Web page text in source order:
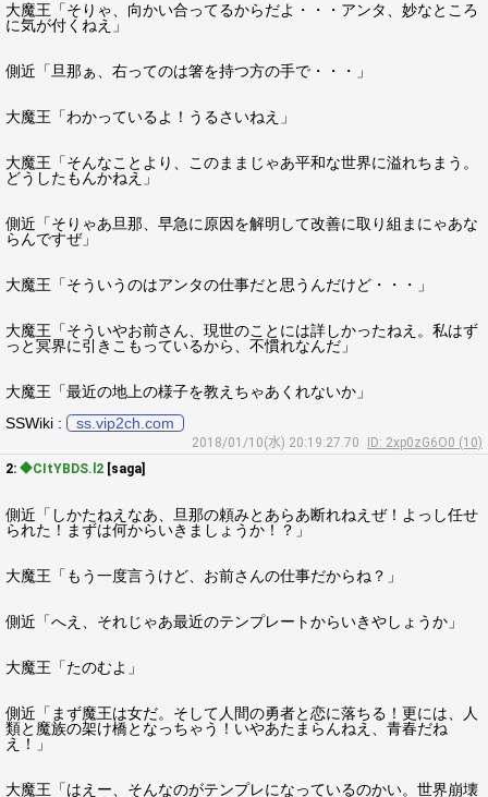
大魔王「そりゃ、向かい合ってるからだよ・・・アンタ、妙なところ
に気が付くねえ」
側近「旦那ぁ、右ってのは箸を持つ方の手で・・・」
大魔王「わかっているよ！うるさいねえ」
大魔王「そんなことより、このままじゃあ平和な世界に溢れちまう。
どうしたもんかねえ」
側近「そりゃあ旦那、早急に原因を解明して改善に取り組まにゃあな
らんですぜ」
大魔王「そういうのはアンタの仕事だと思うんだけど・・・」
大魔王「そういやお前さん、現世のことには詳しかったねえ。私はず
っと冥界に引きこもっているから、不慣れなんだ」
大魔王「最近の地上の様子を教えちゃあくれないか」
SSWiki :
ss.vip2ch.com
2018/01/10(水) 20:19:27.70
ID: 2xp0zG6O0 (10)
2: ◆CItYBDS.l2 [saga]
側近「しかたねえなあ、旦那の頼みとあらあ断れねえぜ！よっし任せ
られた！まずは何からいきましょうか！？」
大魔王「もう一度言うけど、お前さんの仕事だからね？」
側近「へえ、それじゃあ最近のテンプレートからいきやしょうか」
大魔王「たのむよ」
側近「まず魔王は女だ。そして人間の勇者と恋に落ちる！更には、人
類と魔族の架け橋となっちゃう！いやあたまらんねえ、青春だね
え！」
大魔王「はえー、そんなのがテンプレになっているのかい。世界崩壊